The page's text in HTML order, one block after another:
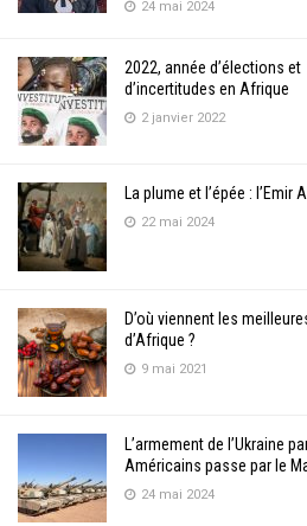
24 mai 2024
2022, année d’élections et
d’incertitudes en Afrique
2 janvier 2022
La plume et l’épée : l’Emir
22 mai 2024
D’où viennent les
d’Afrique ?
9 mai 2021
L’armement de l’Ukraine
Américains passe par le
24 mai 2024